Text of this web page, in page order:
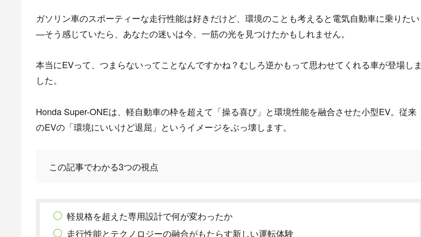
ガソリン車のスポーティーな走行性能は好きだけど、環境のことも考えると電気自動車に乗りたい
—そう感じていたら、あなたの迷いは今、一筋の光を見つけたかもしれません。
本当にEVって、つまらないってことなんですかね？むしろ逆かもって思わせてくれる車が登場しま
した。
Honda Super-ONEは、軽自動車の枠を超えて「操る喜び」と環境性能を融合させた小型EV。従来
のEVの「環境にいいけど退屈」というイメージをぶっ壊します。
この記事でわかる3つの視点
軽規格を超えた専用設計で何が変わったか
走行性能とテクノロジーの融合がもたらす新しい運転体験